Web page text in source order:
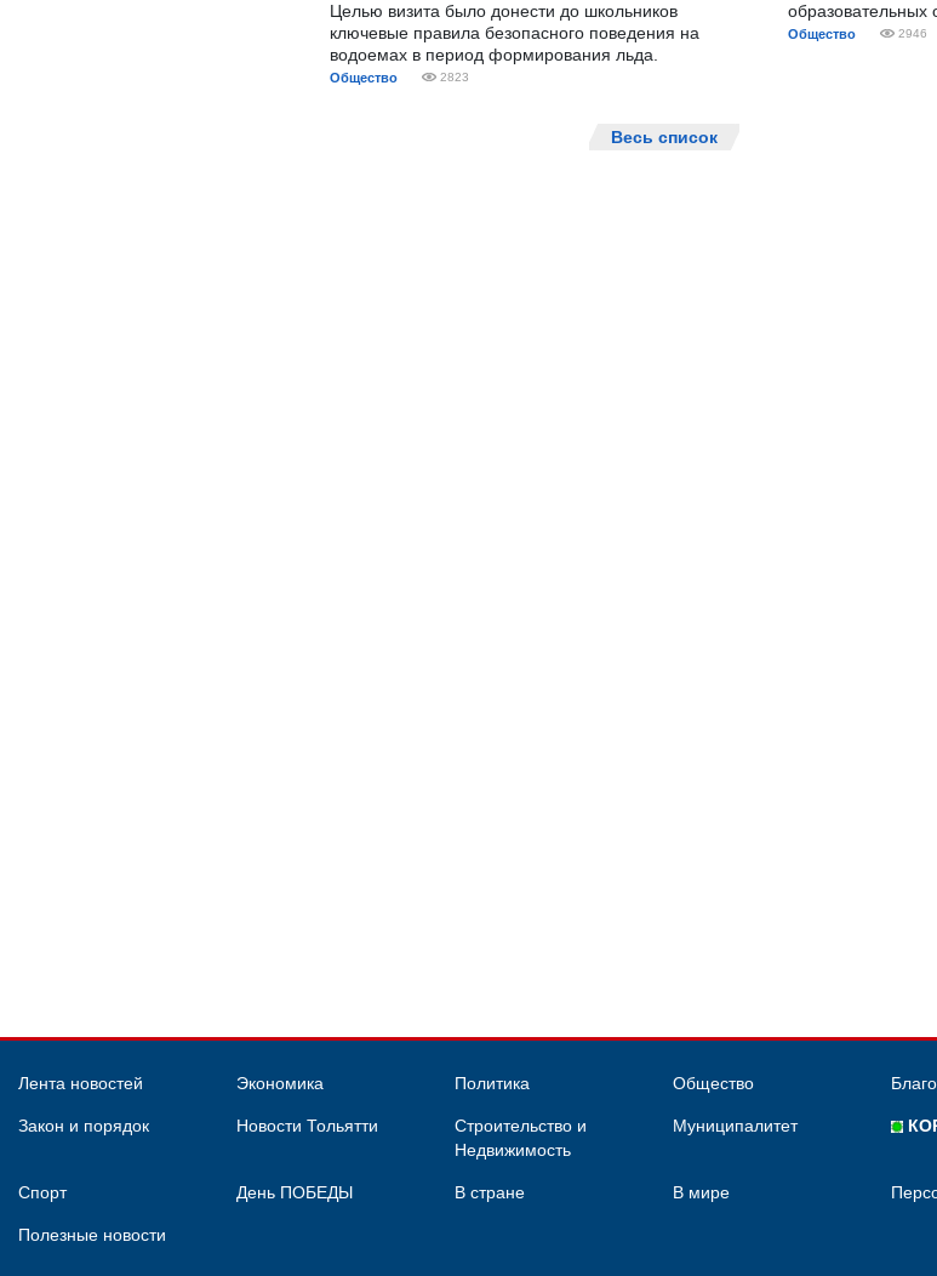
Целью визита было донести до школьников
ключевые правила безопасного поведения на
водоемах в период формирования льда.
Общество 2823
Весь список
образовательных
Общество 2946
Лента новостей Экономика Политика Общество
Закон и порядок Новости Тольятти
Строительство и
Недвижимость
Муниципалитет
Спорт День ПОБЕДЫ В стране В мире
Полезные новости